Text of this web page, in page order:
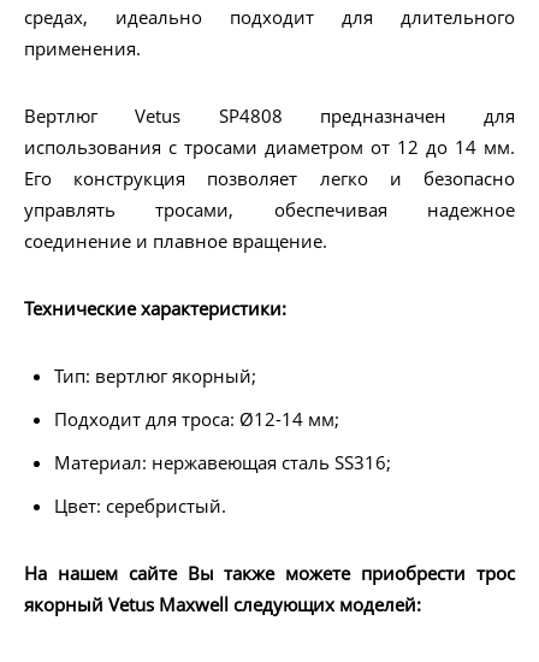
средах, идеально подходит для длительного
применения.
Вертлюг Vetus SP4808 предназначен для
использования с тросами диаметром от 12 до 14 мм.
Его конструкция позволяет легко и безопасно
управлять тросами, обеспечивая надежное
соединение и плавное вращение.
Технические характеристики:
Тип: вертлюг якорный;
Подходит для троса: Ø12-14 мм;
Материал: нержавеющая сталь SS316;
Цвет: серебристый.
На нашем сайте Вы также можете приобрести трос
якорный Vetus Maxwell следующих моделей: